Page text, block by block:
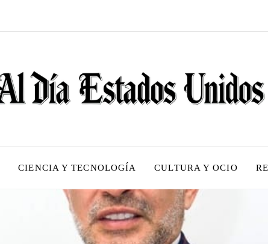
CIENCIA Y TECNOLOGÍA CULTURA Y OCIO